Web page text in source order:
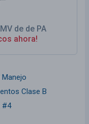
de de PA
ahora!
Clase B
#4